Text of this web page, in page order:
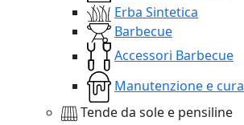
Erba Sintetica
Barbecue
Accessori Barbecue
Manutenzione e cura
Tende da sole e pensiline